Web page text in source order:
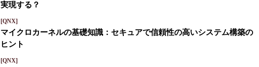
実現する？
[QNX]
マイクロカーネルの基礎知識：セキュアで信頼性の高いシステム構築の
ヒント
[QNX]